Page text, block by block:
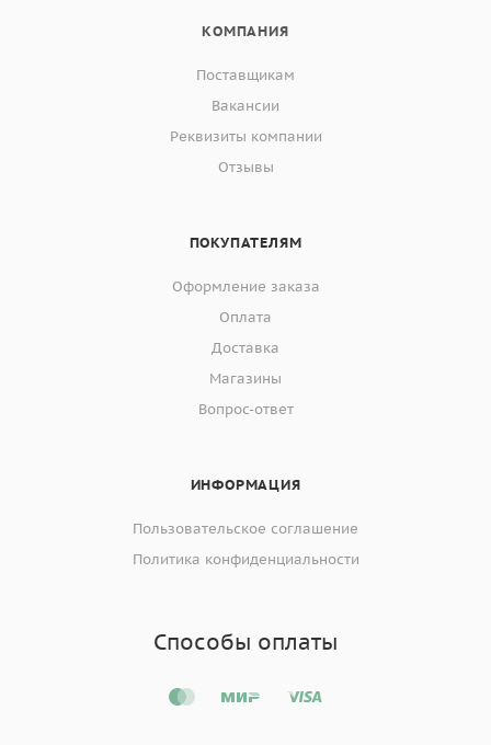
КОМПАНИЯ
Поставщикам
Вакансии
Реквизиты компании
Отзывы
ПОКУПАТЕЛЯМ
Оформление заказа
Оплата
Доставка
Магазины
Вопрос-ответ
ИНФОРМАЦИЯ
Пользовательское соглашение
Политика конфиденциальности
Способы оплаты